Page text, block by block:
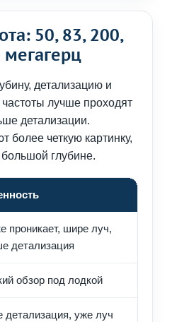
50, 83, 200,
мегагерц
детализацию и
лучше проходят
детализации.
более четкую картинку,
глубине.
проникает, шире луч,
детализация
обзор под лодкой
детализация, уже луч